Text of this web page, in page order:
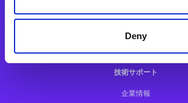
Deny
Magic xpi購入後手続きのご案内
Magic xpi Cloud Gateway
技術サポート
企業情報